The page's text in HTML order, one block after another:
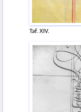
Taf. XIV.